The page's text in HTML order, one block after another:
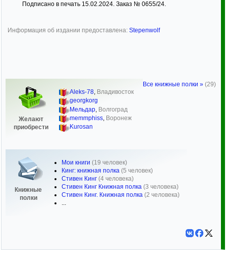
Подписано в печать 15.02.2024. Заказ № 0655/24.
Информация об издании предоставлена: Stepenwolf
Желают
приобрести
Aleks-78, Владивосток
georgkorg
Мельдар Волгоград
memmphiss, Воронеж
Kurosan
Книжные
полки
Мои книги (19 человек)
Кинг: книжная полка (5 человек)
Стивен Кинг (4 человека)
Стивен Кинг Книжная полка (3 человека)
Стивен Кинг. Книжная полка (2 человека)
...
Все книжные полки » (29)